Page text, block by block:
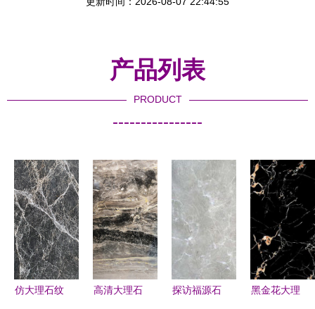
产品列表
PRODUCT
----------------
仿大理石纹
高清大理石
探访福源石
黑金花大理